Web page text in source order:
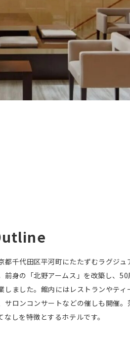
都千代田区平河町にたたずむラグジュ
前身の「北野アームス」を改築し、
しました。館内にはレストランやテ
サロンコンサートなどの催しも開催
なしを特徴とするホテルです。